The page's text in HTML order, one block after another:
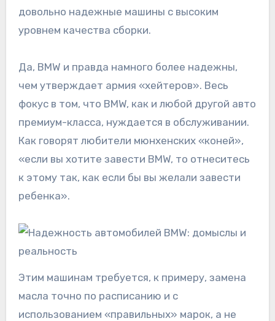
довольно надежные машины с высоким
уровнем качества сборки.
Да, BMW и правда намного более надежны,
чем утверждает армия «хейтеров». Весь
фокус в том, что BMW, как и любой другой авто
премиум-класса, нуждается в обслуживании.
Как говорят любители мюнхенских «коней»,
«если вы хотите завести BMW, то отнеситесь
к этому так, как если бы вы желали завести
ребенка».
Этим машинам требуется, к примеру, замена
масла точно по расписанию и с
использованием «правильных» марок, а не